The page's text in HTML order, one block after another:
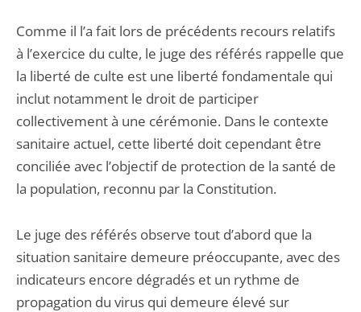
Comme il l’a fait lors de précédents recours relatifs
à l’exercice du culte, le juge des référés rappelle que
la liberté de culte est une liberté fondamentale qui
inclut notamment le droit de participer
collectivement à une cérémonie. Dans le contexte
sanitaire actuel, cette liberté doit cependant être
conciliée avec l’objectif de protection de la santé de
la population, reconnu par la Constitution.
Le juge des référés observe tout d’abord que la
situation sanitaire demeure préoccupante, avec des
indicateurs encore dégradés et un rythme de
propagation du virus qui demeure élevé sur